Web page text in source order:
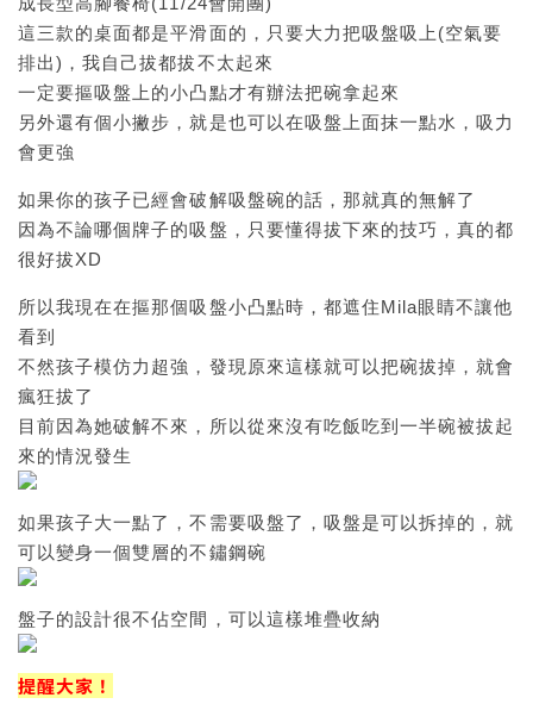
這三款的桌面都是平滑面的，只要大力把吸盤吸上(空氣要
排出)，我自己拔都拔不太起來
一定要摳吸盤上的小凸點才有辦法把碗拿起來
另外還有個小撇步，就是也可以在吸盤上面抹一點水，吸力
會更強
如果你的孩子已經會破解吸盤碗的話，那就真的無解了
因為不論哪個牌子的吸盤，只要懂得拔下來的技巧，真的都
很好拔XD
所以我現在在摳那個吸盤小凸點時，都遮住Mila眼睛不讓他
看到
不然孩子模仿力超強，發現原來這樣就可以把碗拔掉，就會
瘋狂拔了
目前因為她破解不來，所以從來沒有吃飯吃到一半碗被拔起
來的情況發生
如果孩子大一點了，不需要吸盤了，吸盤是可以拆掉的，就
可以變身一個雙層的不鏽鋼碗
盤子的設計很不佔空間，可以這樣堆疊收納
提醒大家！